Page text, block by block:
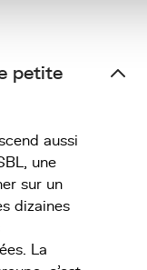
petite
aussi
une
sur un
dizaines
La